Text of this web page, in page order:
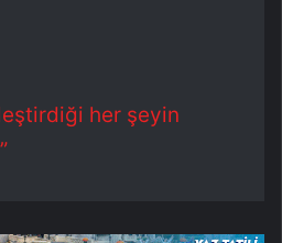
her şeyin